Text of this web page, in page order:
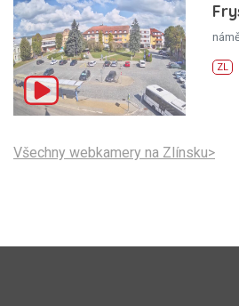
ZL
Všechny webkamery na Zlínsku>